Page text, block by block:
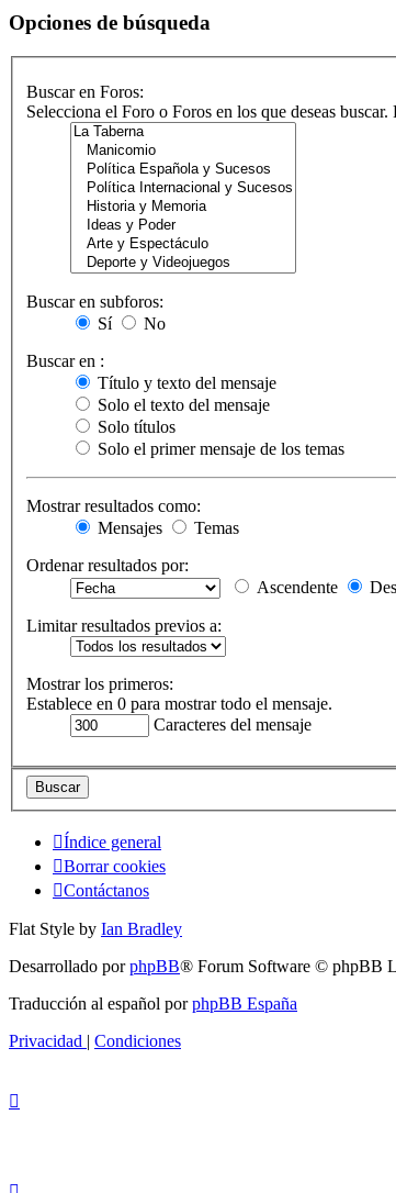
Opciones de búsqueda
Buscar en Foros:
Selecciona el Foro o Foros en los que deseas
Buscar en subforos:
Sí
No
Buscar en :
Título y texto del mensaje
Solo el texto del mensaje
Solo títulos
Solo el primer mensaje de los temas
Mostrar resultados como:
Mensajes
Temas
Ordenar resultados por:
Ascendente
Limitar resultados previos a:
Mostrar los primeros:
Establece en 0 para mostrar todo el mensaje.
Caracteres del mensaje
Índice general
Borrar cookies
Contáctanos
Flat Style by Ian Bradley
Desarrollado porphpBB® Forum Software © phpBB
Traducción al español porphpBB España
Privacidad | Condiciones